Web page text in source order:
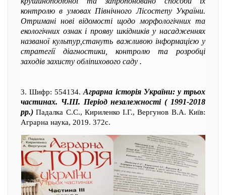
контролю в умовах Північного Лісостепу України.
Отримані нові відомості щодо морфологічних та
екологічних ознак і прояву шкідників у насадженнях
названої культур,стануть важливою інформацією у
стратегії діагностики, контролю та розробці
заходів захисту обліпихового саду .
3. Шифр: 554134.Аграрна історія України: у трьох
частинах. Ч.ІІІ. Період незалежності ( 1991-2018
рр.) Падалка С.С., Кириленко І.Г., Вергунов В.А. Київ:
Аграрна наука, 2019. 372с.